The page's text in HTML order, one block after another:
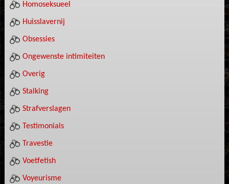
Homoseksueel
Huisslavernij
Obsessies
Ongewenste intimiteiten
Overig
Stalking
Strafverslagen
Testimonials
Travestie
Voetfetish
Voyeurisme